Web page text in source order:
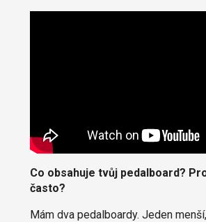
Co obsahuje tvůj pedalboard?
často?
Mám dva pedalboardy. Jeden